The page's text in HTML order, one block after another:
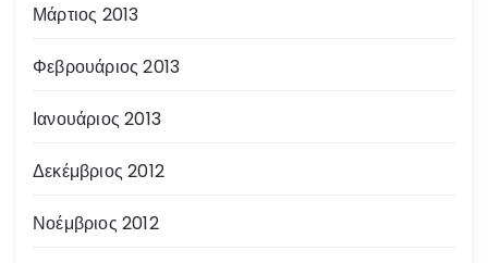
Μάρτιος 2013
Φεβρουάριος 2013
Ιανουάριος 2013
Δεκέμβριος 2012
Νοέμβριος 2012